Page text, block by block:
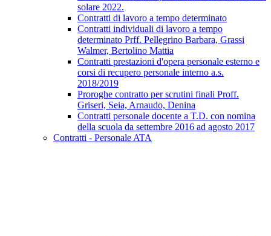
solare 2022.
Contratti di lavoro a tempo determinato
Contratti individuali di lavoro a tempo
determinato Prff. Pellegrino Barbara, Grassi
Walmer, Bertolino Mattia
Contratti prestazioni d'opera personale esterno e
corsi di recupero personale interno a.s.
2018/2019
Proroghe contratto per scrutini finali Proff.
Griseri, Seia, Arnaudo, Denina
Contratti personale docente a T.D. con nomina
della scuola da settembre 2016 ad agosto 2017
Contratti - Personale ATA